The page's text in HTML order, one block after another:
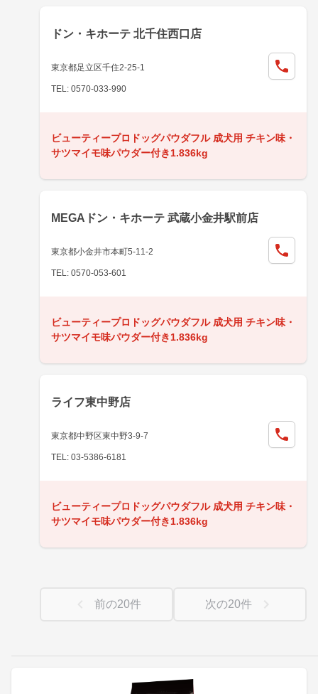
ドン・キホーテ 北千住西口店
東京都足立区千住2-25-1
TEL: 0570-033-990
ビューティープロドッグパウダフル 成犬用 チキン味・
サツマイモ味パウダー付き1.836kg
MEGAドン・キホーテ 武蔵小金井駅前店
東京都小金井市本町5-11-2
TEL: 0570-053-601
ビューティープロドッグパウダフル 成犬用 チキン味・
サツマイモ味パウダー付き1.836kg
ライフ東中野店
東京都中野区東中野3-9-7
TEL: 03-5386-6181
ビューティープロドッグパウダフル 成犬用 チキン味・
サツマイモ味パウダー付き1.836kg
前の20件 次の20件